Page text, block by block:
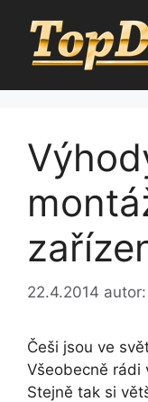
obsah
22.4.2014 autor:
Češi jsou ve
Všeobecně rádi
Stejně tak si